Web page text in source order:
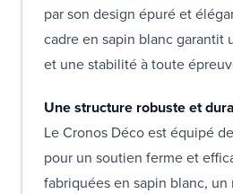
par son design épuré et
cadre en sapin blanc garantit
et une stabilité à toute
Une structure robuste et
Le Cronos Déco est équipé
pour un soutien ferme et
fabriquées en sapin blanc,